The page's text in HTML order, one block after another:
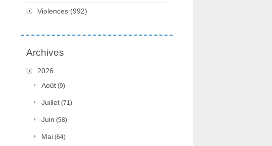
Violences (992)
Archives
2026
Août (9)
Juillet (71)
Juin (58)
Mai (64)